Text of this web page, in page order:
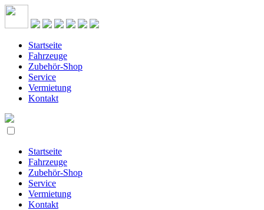
Startseite
Fahrzeuge
Zubehör-Shop
Service
Vermietung
Kontakt
Startseite
Fahrzeuge
Zubehör-Shop
Service
Vermietung
Kontakt